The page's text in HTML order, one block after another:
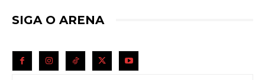
SIGA O ARENA